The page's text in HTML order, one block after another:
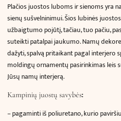
Plačios juostos luboms ir sienoms yra
sienų sušvelninimui. Šios lubinės
užbaigtumo pojūtį, tačiau, tuo pačiu,
suteikti patalpai jaukumo. Namų
dažyti, spalvą pritaikant pagal interjero
moldingų ornamentų pasirinkimas leis
Jūsų namų interjerą.
Kampinių juostų savybės:
– pagaminti iš poliuretano, kurio